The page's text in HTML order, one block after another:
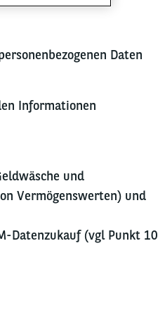
Daten
Informationen
und
Vermögenswerten) und
Datenzukauf (vgl Punkt 10